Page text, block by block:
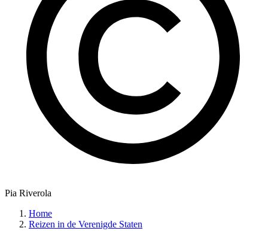
Pia Riverola
Home
Reizen in de Verenigde Staten